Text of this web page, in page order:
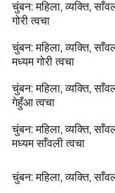
चुंबन: महिला, व्यक्ति,
गोरी त्वचा
चुंबन: महिला, व्यक्ति,
मध्यम गोरी त्वचा
चुंबन: महिला, व्यक्ति,
गेहुँआ त्वचा
चुंबन: महिला, व्यक्ति,
मध्यम साँवली त्वचा
चुंबन: महिला, व्यक्ति,